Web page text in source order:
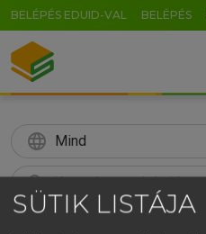
BELÉPÉS EDUID-VAL BELÉPÉS
language Mind
search
SÜTIK LISTÁJA
GR